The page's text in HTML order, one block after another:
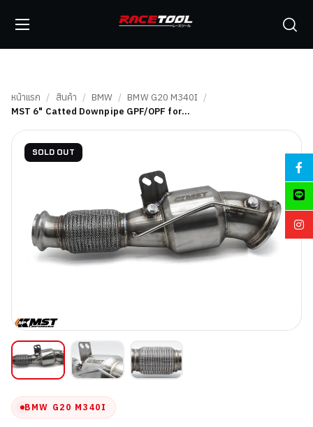
หน้าแรก / สินค้า / BMW / BMW G20 M340I /
MST 6" Catted Downpipe GPF/OPF for…
SOLD OUT
BMW G20 M340I